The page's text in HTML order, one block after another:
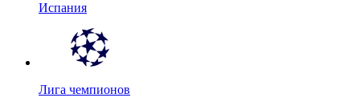
Испания
Лига чемпионов